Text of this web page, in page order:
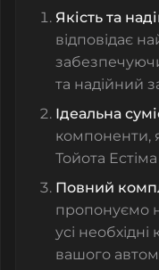
Якість та
відповідає
та надійний
Ідеальна
компоненти,
Тойота
Повний
пропонуємо
усі
вашого